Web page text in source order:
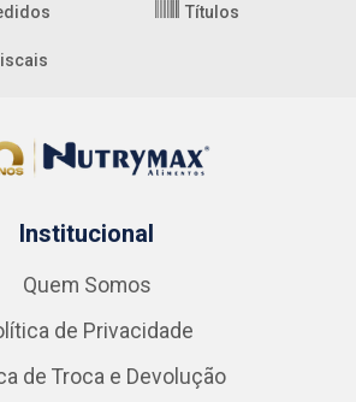
Títulos
Institucional
Quem Somos
de Privacidade
de Troca e Devolução